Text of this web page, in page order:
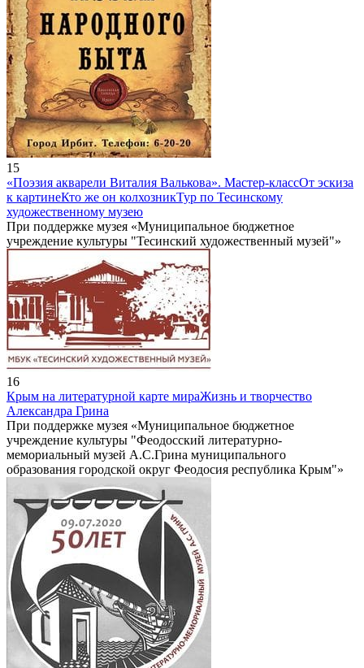
15
«Поэзия акварели Виталия Валькова». Мастер-классОт эскиза
к картинеКто же он колхозникТур по Тесинскому
художественному музею
При поддержке музея «Муниципальное бюджетное
учреждение культуры "Тесинский художественный музей"»
16
Крым на литературной карте мираЖизнь и творчество
Александра Грина
При поддержке музея «Муниципальное бюджетное
учреждение культуры "Феодосский литературно-
мемориальный музей А.С.Грина муниципального
образования городской округ Феодосия республика Крым"»